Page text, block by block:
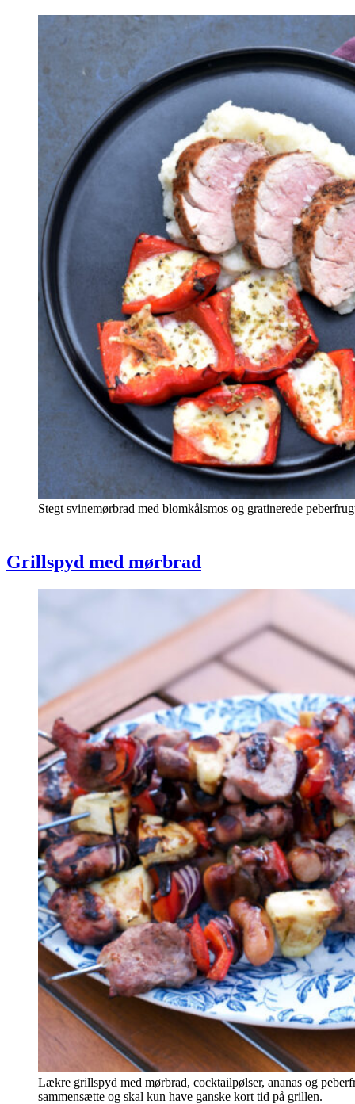
Stegt svinemørbrad med blomkålsmos og gratinerede
Grillspyd med mørbrad
Lækre grillspyd med mørbrad, cocktailpølser, ananas og
sammensætte og skal kun have ganske kort tid på grillen.